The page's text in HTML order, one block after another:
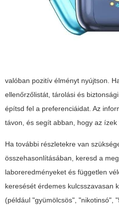
valóban pozitív élményt nyújtson.
ellenőrzőlistát, tárolási és
építsd fel a preferenciáidat. Az
távon, és segít abban, hogy az
Ha további részletekre van
összehasonlításában, keresd a
laboreredményeket és független
keresését érdemes kulcsszavasan
(például "gyümölcsös", "nikotinsó",